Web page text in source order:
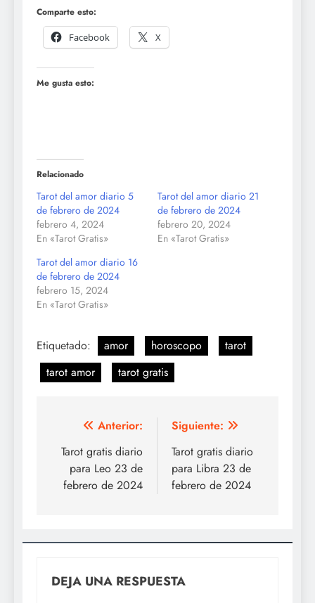
Comparte esto:
Facebook
X
Me gusta esto:
Relacionado
Tarot del amor diario 5
de febrero de 2024
febrero 4, 2024
En «Tarot Gratis»
Tarot del amor diario 21
de febrero de 2024
febrero 20, 2024
En «Tarot Gratis»
Tarot del amor diario 16
de febrero de 2024
febrero 15, 2024
En «Tarot Gratis»
Etiquetado: amor horoscopo
tarot
tarot amor
tarot gratis
Navegación
de
entradas
Anterior:
Tarot gratis diario
para Leo 23 de
febrero de 2024
Siguiente:
Tarot gratis diario
para Libra 23 de
febrero de 2024
DEJA UNA RESPUESTA